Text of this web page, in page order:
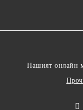
Нашият онлайн